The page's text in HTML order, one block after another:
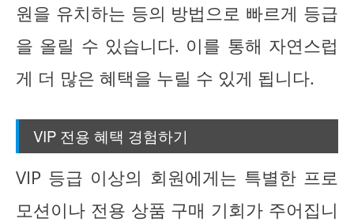
원을 유치하는 등의 방법으로 빠르게 등급
을 올릴 수 있습니다. 이를 통해 자연스럽
게 더 많은 혜택을 누릴 수 있게 됩니다.
VIP 전용 혜택 경험하기
VIP 등급 이상의 회원에게는 특별한 프로
모션이나 전용 상품 구매 기회가 주어집니